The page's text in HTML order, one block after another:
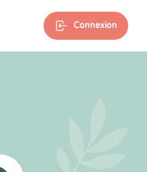
Connexion